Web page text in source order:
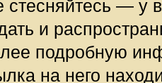
стесняйтесь — у
и
подробную
на него